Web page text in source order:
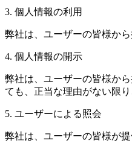
3. 個人情報の利用
弊社は、ユーザーの皆様か
4. 個人情報の開示
弊社は、ユーザーの皆様か
ても、正当な理由がない限
5. ユーザーによる照会
弊社は、ユーザーの皆様が